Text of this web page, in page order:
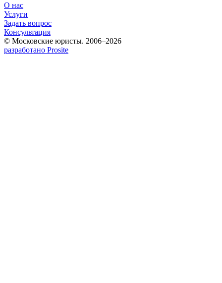
О нас
Услуги
Задать вопрос
Консультация
© Московские юристы. 2006–2026
разработано Prosite